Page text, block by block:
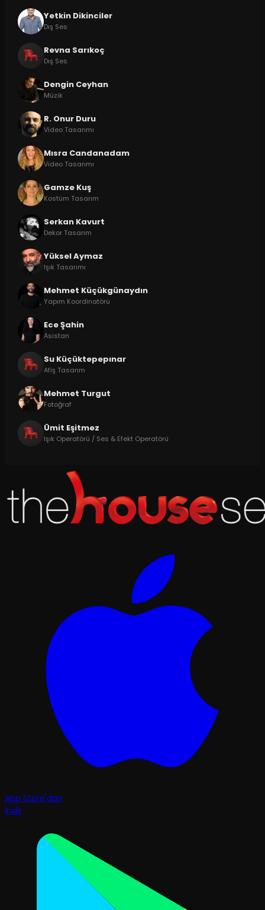
Yetkin Dikinciler
Dış Ses
Revna Sarıkoç
Dış Ses
Dengin Ceyhan
Müzik
R. Onur Duru
Video Tasarımı
Mısra Candanadam
Video Tasarımı
Gamze Kuş
Kostüm Tasarım
Serkan Kavurt
Dekor Tasarım
Yüksel Aymaz
Işık Tasarımı
Mehmet Küçükgünaydın
Yapım Koordinatörü
Ece Şahin
Asistan
Su Küçüktepepınar
Afiş Tasarım
Mehmet Turgut
Fotoğraf
Ümit Eşitmez
Işık Operatörü / Ses & Efekt Operatörü
App Store'dan
İndir